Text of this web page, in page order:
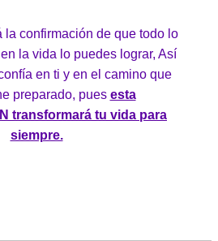
la confirmación de que todo lo
la vida lo puedes lograr, Así
en ti y en el camino que
preparado, pues esta
transformará tu vida para
siempre.